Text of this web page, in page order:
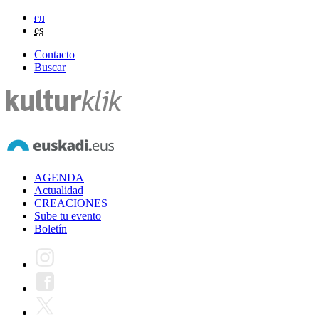
eu
es
Contacto
Buscar
AGENDA
Actualidad
CREACIONES
Sube tu evento
Boletín